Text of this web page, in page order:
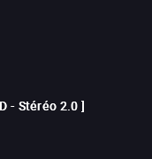
- Stéréo 2.0 ]